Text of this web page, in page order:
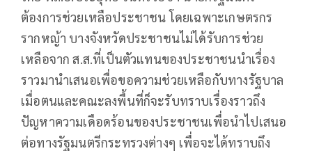
ต้องการช่วยเหลือประชาชน โดยเฉพาะเกษตรกร
รากหญ้า บางจังหวัดประชาชนไม่ได้รับการช่วย
เหลือจาก ส.ส.ที่เป็นตัวแทนของประชาชนนำเรื่อง
ราวมานำเสนอเพื่อขอความช่วยเหลือกับทางรัฐบาล
เมื่อตนและคณะลงพื้นที่ก็จะรับทราบเรื่องราวถึง
ปัญหาความเดือดร้อนของประชาชนเพื่อนำไปเสนอ
ต่อทางรัฐมนตรีกระทรวงต่างๆ เพื่อจะได้ทราบถึง